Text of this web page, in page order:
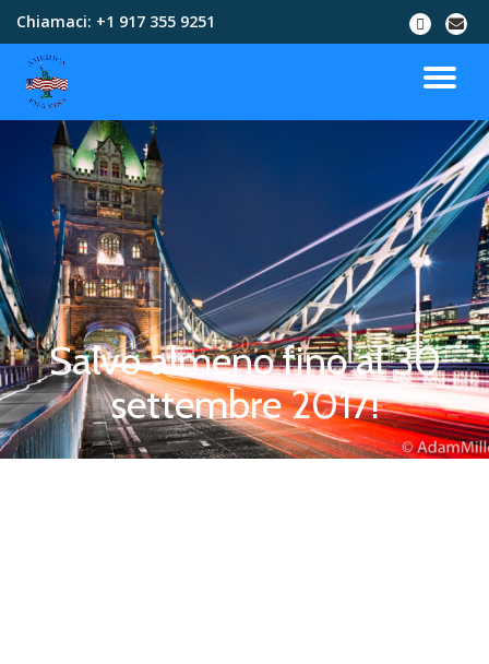
content
Chiamaci: +1 917 355 9251
Salvo almeno fino al 30
settembre 2017!